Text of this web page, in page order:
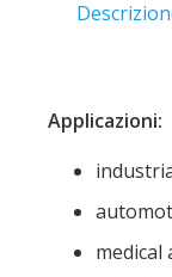
Applicazioni:
medical